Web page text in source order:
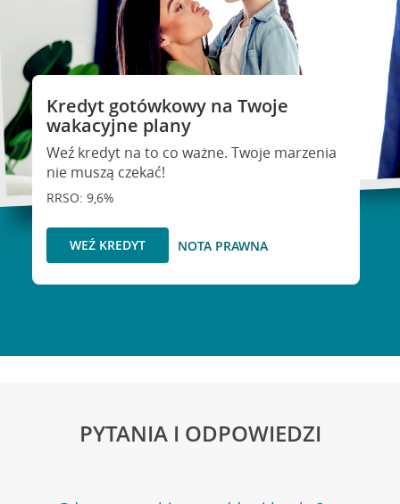
Kredyt gotówkowy na Twoje
wakacyjne plany
Weź kredyt na to co ważne. Twoje marzenia
nie muszą czekać!
RRSO: 9,6%
WEŹ KREDYT NOTA PRAWNA
PYTANIA I ODPOWIEDZI